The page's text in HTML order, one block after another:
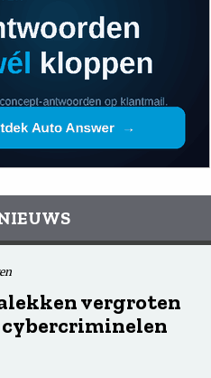
vergroten